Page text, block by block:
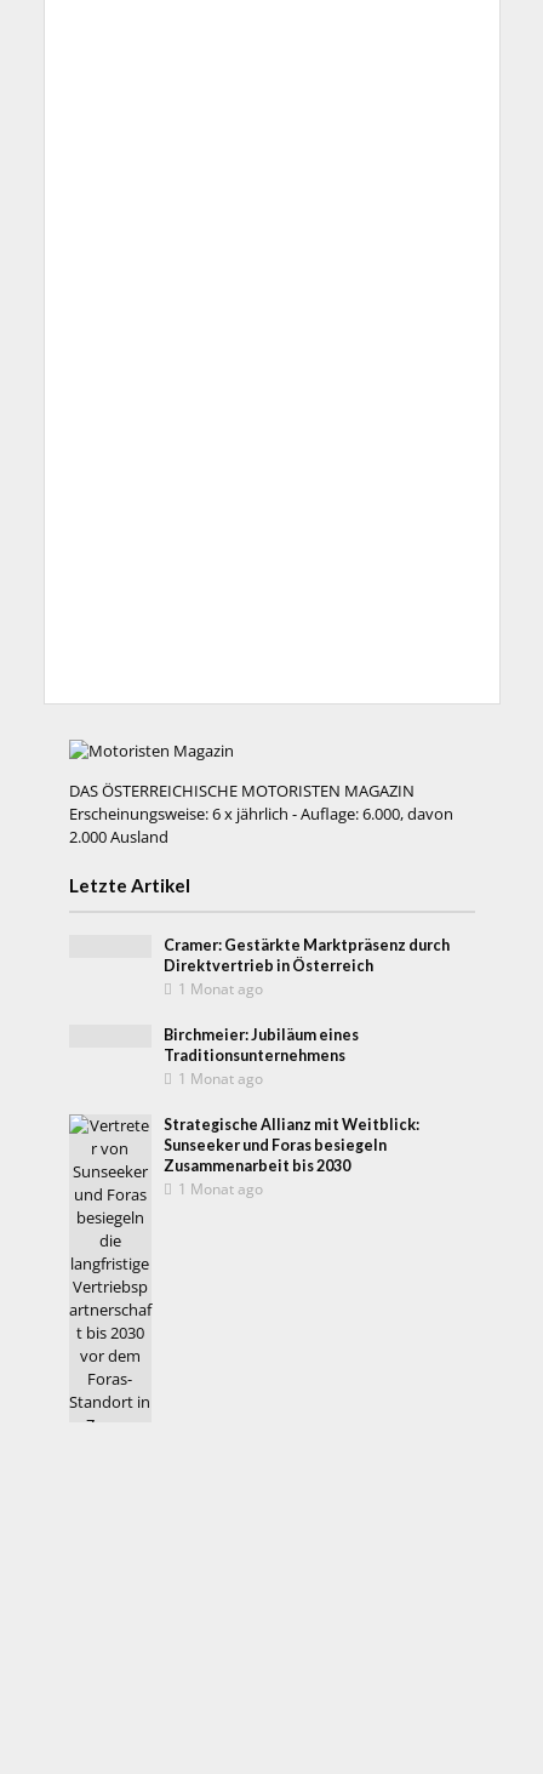
DAS ÖSTERREICHISCHE MOTORISTEN MAGAZIN
Erscheinungsweise: 6 x jährlich - Auflage: 6.000, davon
2.000 Ausland
Letzte Artikel
Cramer: Gestärkte Marktpräsenz durch
Direktvertrieb in Österreich
1 Monat ago
Birchmeier: Jubiläum eines
Traditionsunternehmens
1 Monat ago
Strategische Allianz mit Weitblick:
Sunseeker und Foras besiegeln
Zusammenarbeit bis 2030
1 Monat ago